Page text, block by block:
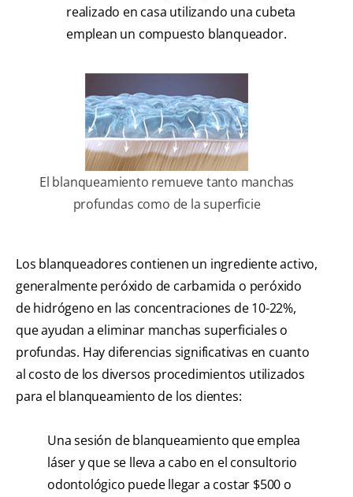
realizado en casa utilizando una cubeta
emplean un compuesto blanqueador.
El blanqueamiento remueve tanto manchas
profundas como de la superficie
Los blanqueadores contienen un ingrediente activo,
generalmente peróxido de carbamida o peróxido
de hidrógeno en las concentraciones de 10-22%,
que ayudan a eliminar manchas superficiales o
profundas. Hay diferencias significativas en cuanto
al costo de los diversos procedimientos utilizados
para el blanqueamiento de los dientes:
Una sesión de blanqueamiento que emplea
láser y que se lleva a cabo en el consultorio
odontológico puede llegar a costar $500 o